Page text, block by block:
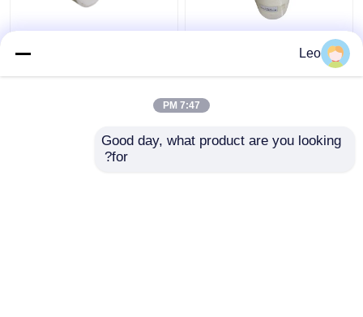
الأنابيب المركبة المرنة
نظام الأنابيب المركبة
Leo
7:47 PM
Good day, what product are you looking
for?